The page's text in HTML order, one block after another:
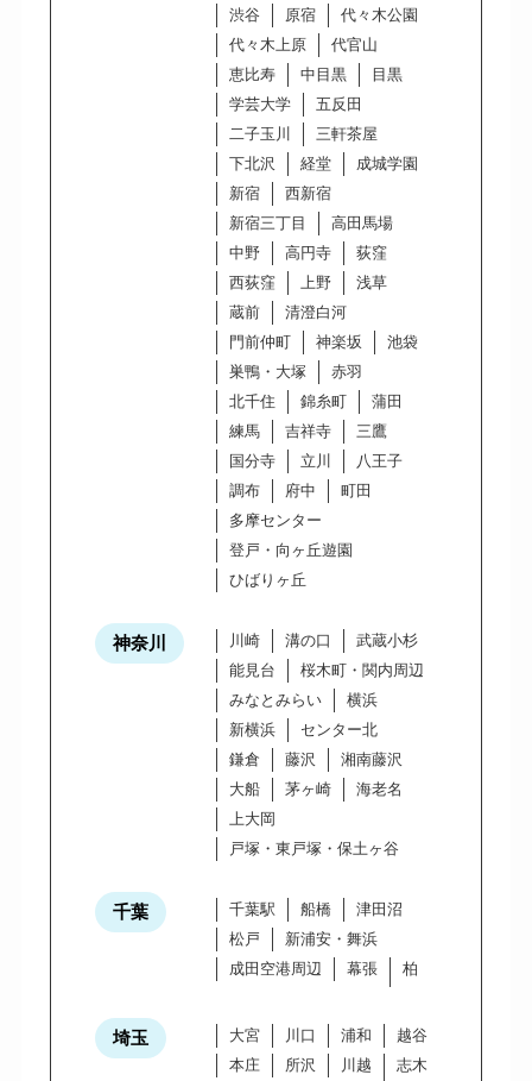
渋谷
原宿
代々木公園
代々木上原
代官山
恵比寿
中目黒
目黒
学芸大学
五反田
二子玉川
三軒茶屋
下北沢
経堂
成城学園
新宿
西新宿
新宿三丁目
高田馬場
中野
高円寺
荻窪
西荻窪
上野
浅草
蔵前
清澄白河
門前仲町
神楽坂
池袋
巣鴨・大塚
赤羽
北千住
錦糸町
蒲田
練馬
吉祥寺
三鷹
国分寺
立川
八王子
調布
府中
町田
多摩センター
登戸・向ヶ丘遊園
ひばりヶ丘
神奈川 川崎 溝の口
武蔵小杉
能見台
桜木町・関内周辺
みなとみらい
横浜
新横浜
センター北
鎌倉
藤沢
湘南藤沢
大船
茅ヶ崎
海老名
上大岡
戸塚・東戸塚・保土ヶ谷
千葉 千葉駅 船橋
津田沼
松戸
新浦安・舞浜
成田空港周辺
幕張 柏
埼玉 大宮 川口 浦和
越谷
本庄
所沢 川越 志木